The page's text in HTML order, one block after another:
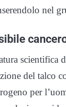
nel
scientifica
del talco
per